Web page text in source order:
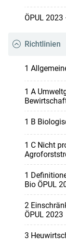
ÖPUL
Richtlinien
1
1 A
1 B
1 C Nicht
1
Bio ÖPUL
2
ÖPUL 2023
3